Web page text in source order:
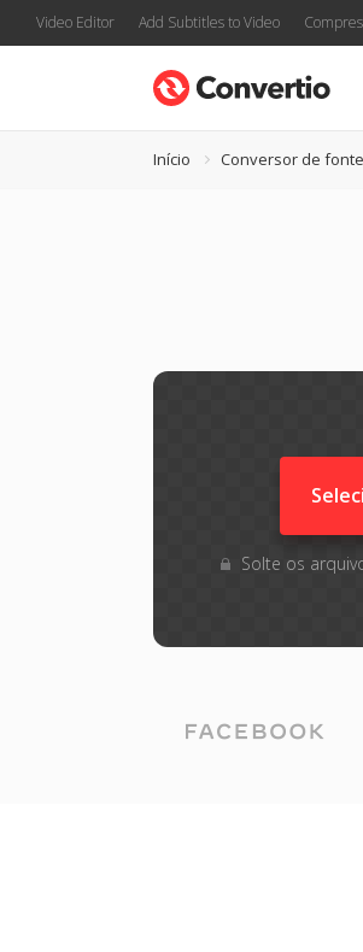
Video Editor Add Subtitles to Video
Início Conversor de fonte
Solte os